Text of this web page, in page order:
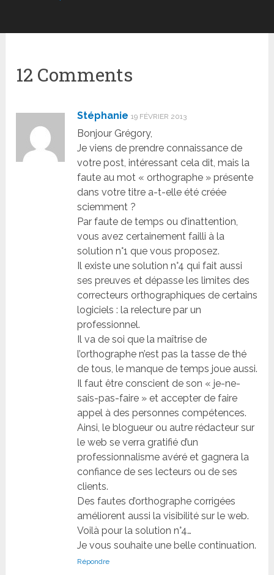
12 Comments
Stéphanie 19 FÉVRIER 2013
Bonjour Grégory,
Je viens de prendre connaissance de
votre post, intéressant cela dit, mais la
faute au mot « orthographe » présente
dans votre titre a-t-elle été créée
sciemment ?
Par faute de temps ou d’inattention,
vous avez certainement failli à la
solution n°1 que vous proposez.
Il existe une solution n°4 qui fait aussi
ses preuves et dépasse les limites des
correcteurs orthographiques de certains
logiciels : la relecture par un
professionnel.
Il va de soi que la maîtrise de
l’orthographe n’est pas la tasse de thé
de tous, le manque de temps joue aussi.
Il faut être conscient de son « je-ne-
sais-pas-faire » et accepter de faire
appel à des personnes compétences.
Ainsi, le blogueur ou autre rédacteur sur
le web se verra gratifié d’un
professionnalisme avéré et gagnera la
confiance de ses lecteurs ou de ses
clients.
Des fautes d’orthographe corrigées
améliorent aussi la visibilité sur le web.
Voilà pour la solution n°4…
Je vous souhaite une belle continuation.
Répondre